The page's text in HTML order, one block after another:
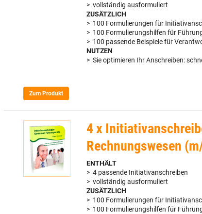
> vollständig ausformuliert
ZUSÄTZLICH
> 100 Formulierungen für
> 100 Formulierungshilfen für
> 100 passende Beispiele für
NUTZEN
> Sie optimieren Ihr Anschreiben:
Zum Produkt
4 x
Rechnungswesen
ENTHÄLT
> 4 passende Initiativanschreiben
> vollständig ausformuliert
ZUSÄTZLICH
> 100 Formulierungen für
> 100 Formulierungshilfen für